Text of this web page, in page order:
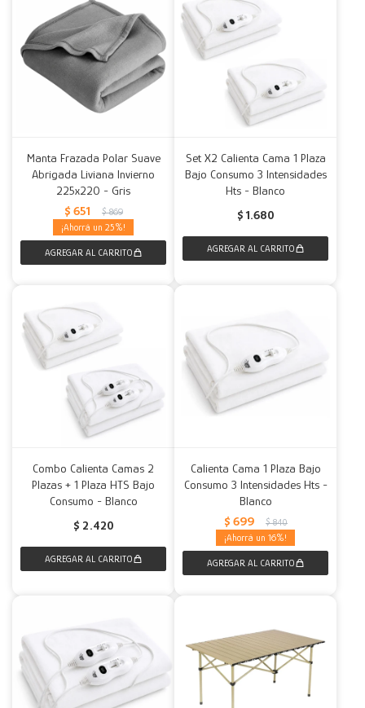
Manta Frazada Polar Suave
Abrigada Liviana Invierno
225x220 - Gris
$ 651 $ 869
25
Set X2 Calienta Cama 1 Plaza
Bajo Consumo 3 Intensidades
Hts - Blanco
$ 1.680
Combo Calienta Camas 2
Plazas + 1 Plaza HTS Bajo
Consumo - Blanco
$ 2.420
Calienta Cama 1 Plaza Bajo
Consumo 3 Intensidades Hts -
Blanco
$ 699 $ 840
16